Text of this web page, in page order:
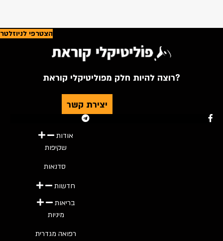
הצטרפי לניוזלטר
רוצה להיות חלק מפוליטיקלי קוראת?
יצירת קשר
אודות
שקיפות
סדנאות
חדשות
בריאות
מיניות
רפואה מגדרית